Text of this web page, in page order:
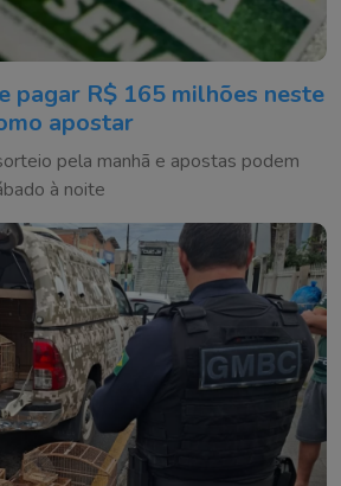
pagar R$ 165 milhões neste
apostar
pela manhã e apostas podem
à noite